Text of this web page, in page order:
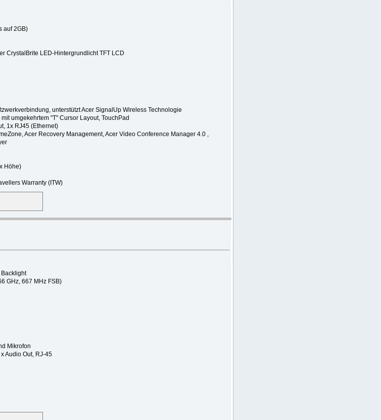
auf 2GB)
CrystalBrite LED-Hintergrundlicht TFT LCD
unterstützt Acer SignalUp Wireless Technologie
umgekehrtem "T" Cursor Layout, TouchPad
1x RJ45 (Ethernet)
Acer Recovery Management, Acer Video Conference Manager 4.0 ,
Höhe)
Warranty (ITW)
Backlight
GHz, 667 MHz FSB)
Mikrofon
Audio Out, RJ-45